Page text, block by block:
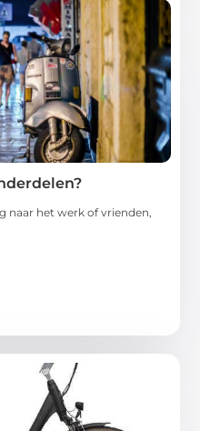
naar het werk of vrienden,